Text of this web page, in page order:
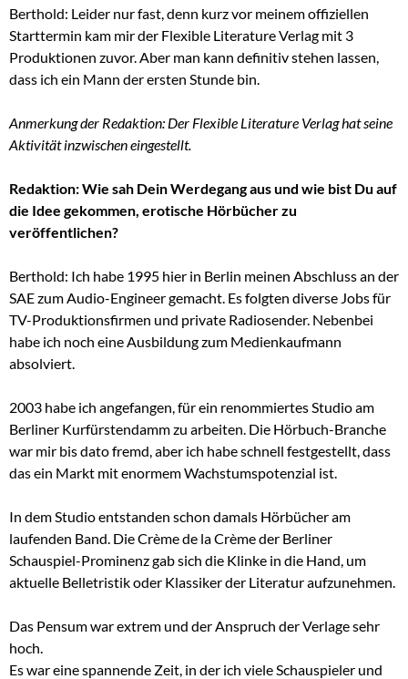
Berthold: Leider nur fast, denn kurz vor meinem offiziellen
Starttermin kam mir der Flexible Literature Verlag mit 3
Produktionen zuvor. Aber man kann definitiv stehen lassen,
dass ich ein Mann der ersten Stunde bin.
Anmerkung der Redaktion: Der Flexible Literature Verlag hat seine
Aktivität inzwischen eingestellt.
Redaktion: Wie sah Dein Werdegang aus und wie bist Du auf
die Idee gekommen, erotische Hörbücher zu
veröffentlichen?
Berthold: Ich habe 1995 hier in Berlin meinen Abschluss an der
SAE zum Audio-Engineer gemacht. Es folgten diverse Jobs für
TV-Produktionsfirmen und private Radiosender. Nebenbei
habe ich noch eine Ausbildung zum Medienkaufmann
absolviert.
2003 habe ich angefangen, für ein renommiertes Studio am
Berliner Kurfürstendamm zu arbeiten. Die Hörbuch-Branche
war mir bis dato fremd, aber ich habe schnell festgestellt, dass
das ein Markt mit enormem Wachstumspotenzial ist.
In dem Studio entstanden schon damals Hörbücher am
laufenden Band. Die Crème de la Crème der Berliner
Schauspiel-Prominenz gab sich die Klinke in die Hand, um
aktuelle Belletristik oder Klassiker der Literatur aufzunehmen.
Das Pensum war extrem und der Anspruch der Verlage sehr
hoch.
Es war eine spannende Zeit, in der ich viele Schauspieler und